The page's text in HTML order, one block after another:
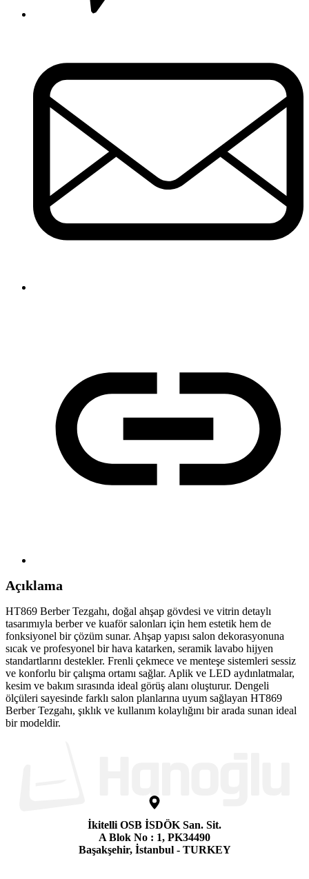
Açıklama
HT869 Berber Tezgahı, doğal ahşap gövdesi ve vitrin detaylı
tasarımıyla berber ve kuaför salonları için hem estetik hem de
fonksiyonel bir çözüm sunar. Ahşap yapısı salon dekorasyonuna
sıcak ve profesyonel bir hava katarken, seramik lavabo hijyen
standartlarını destekler. Frenli çekmece ve menteşe sistemleri sessiz
ve konforlu bir çalışma ortamı sağlar. Aplik ve LED aydınlatmalar,
kesim ve bakım sırasında ideal görüş alanı oluşturur. Dengeli
ölçüleri sayesinde farklı salon planlarına uyum sağlayan HT869
Berber Tezgahı, şıklık ve kullanım kolaylığını bir arada sunan ideal
bir modeldir.
İkitelli OSB İSDÖK San. Sit.
A Blok No : 1, PK34490
Başakşehir, İstanbul - TURKEY